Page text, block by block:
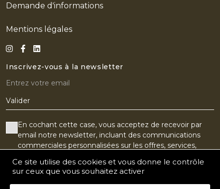
Demande d'informations
Mentions légales
Inscrivez-vous à la newsletter
Valider
En cochant cette case, vous acceptez de recevoir par
email notre newsletter, incluant des communications
commerciales personnalisées sur les offres, services,
Vous pouvez vos désabonner à tout moment.
J'accepte le suivi de l'ouverture de mes e-mails pour
Ce site utilise des cookies et vous donne le contrôle
sur ceux que vous souhaitez activer